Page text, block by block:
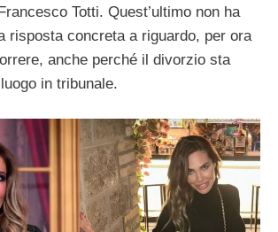
Totti. Quest’ultimo non ha
risposta concreta a riguardo, per ora
anche perché il divorzio sta
in tribunale.